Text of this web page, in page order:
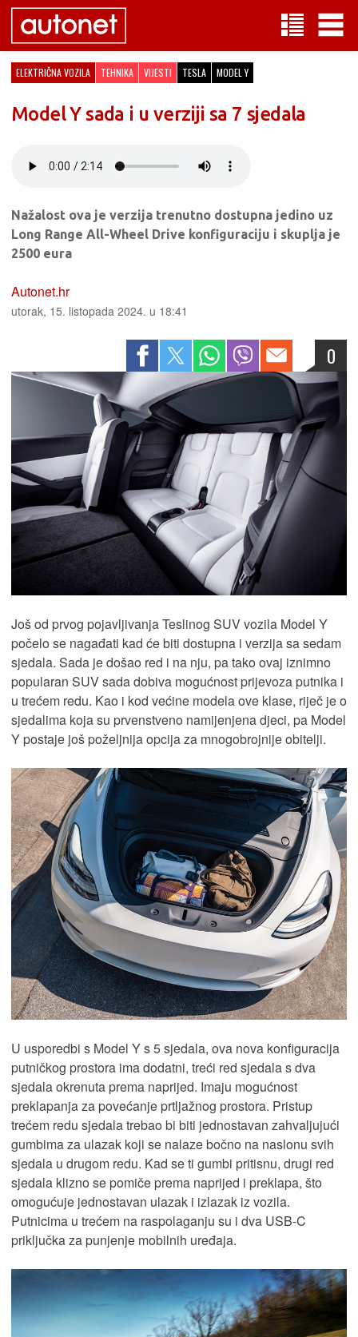
ELEKTRIČNA VOZILA TEHNIKA VIJESTI TESLA MODEL Y
Model Y sada i u verziji sa 7 sjedala
Nažalost ova je verzija trenutno dostupna jedino uz
Long Range All-Wheel Drive konfiguraciju i skuplja je
2500 eura
Autonet.hr
utorak, 15. listopada 2024. u 18:41
0
Još od prvog pojavljivanja Teslinog SUV vozila Model Y
počelo se nagađati kad će biti dostupna i verzija sa sedam
sjedala. Sada je došao red i na nju, pa tako ovaj iznimno
popularan SUV sada dobiva mogućnost prijevoza putnika i
u trećem redu. Kao i kod većine modela ove klase, riječ je o
sjedalima koja su prvenstveno namijenjena djeci, pa Model
Y postaje još poželjnija opcija za mnogobrojnije obitelji.
U usporedbi s Model Y s 5 sjedala, ova nova konfiguracija
putničkog prostora ima dodatni, treći red sjedala s dva
sjedala okrenuta prema naprijed. Imaju mogućnost
preklapanja za povećanje prtljažnog prostora. Pristup
trećem redu sjedala trebao bi biti jednostavan zahvaljujući
gumbima za ulazak koji se nalaze bočno na naslonu svih
sjedala u drugom redu. Kad se ti gumbi pritisnu, drugi red
sjedala klizno se pomiče prema naprijed i preklapa, što
omogućuje jednostavan ulazak i izlazak iz vozila.
Putnicima u trećem na raspolaganju su i dva USB-C
priključka za punjenje mobilnih uređaja.